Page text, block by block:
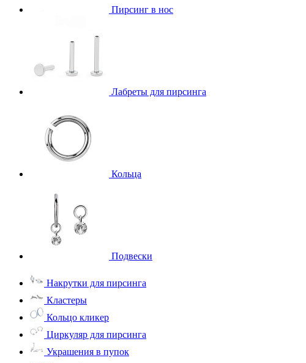
Пирсинг в нос
Лабреты для пирсинга
Кольца
Подвески
Накрутки для пирсинга
Кластеры
Кольцо кликер
Циркуляр для пирсинга
Украшения в пупок